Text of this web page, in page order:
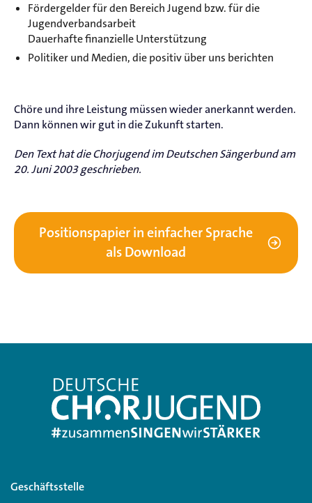
Fördergelder für den Bereich Jugend bzw. für die
Jugendverbandsarbeit
Dauerhafte finanzielle Unterstützung
Politiker und Medien, die positiv über uns berichten
Chöre und ihre Leistung müssen wieder anerkannt werden.
Dann können wir gut in die Zukunft starten.
Den Text hat die Chorjugend im Deutschen Sängerbund am
20. Juni 2003 geschrieben.
Positionspapier in einfacher Sprache
als Download
Geschäftsstelle